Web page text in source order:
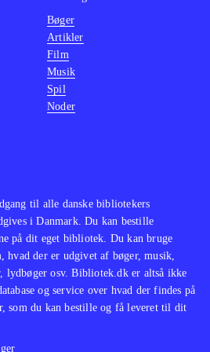
på det enormt
2", der dog er et
til
noget af
man kan
for rigtig
til alle danske bibliotekers
i Danmark. Du kan bestille
på dit eget bibliotek. Du kan bruge
der er udgivet af bøger, musik,
lydbøger osv. Bibliotek.dk er altså ikke
og service over hvad der findes på
som du kan bestille og få leveret til dit
Bøger
Artikler
Film
Musik
Spil
Noder